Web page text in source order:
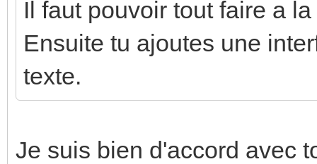
Il faut pouvoir tout faire a
Ensuite tu ajoutes une
texte.
Je suis bien d'accord avec